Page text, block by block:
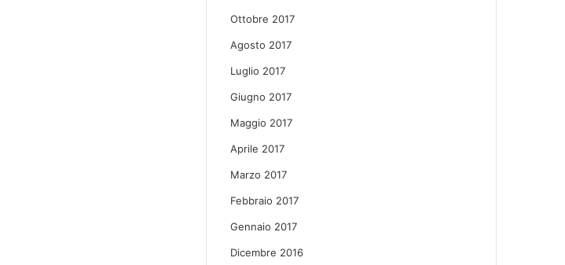
Ottobre 2017
Agosto 2017
Luglio 2017
Giugno 2017
Maggio 2017
Aprile 2017
Marzo 2017
Febbraio 2017
Gennaio 2017
Dicembre 2016